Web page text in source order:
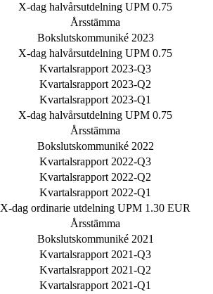
X-dag halvårsutdelning UPM 0.75
Årsstämma
Bokslutskommuniké 2023
X-dag halvårsutdelning UPM 0.75
Kvartalsrapport 2023-Q3
Kvartalsrapport 2023-Q2
Kvartalsrapport 2023-Q1
X-dag halvårsutdelning UPM 0.75
Årsstämma
Bokslutskommuniké 2022
Kvartalsrapport 2022-Q3
Kvartalsrapport 2022-Q2
Kvartalsrapport 2022-Q1
X-dag ordinarie utdelning UPM 1.30 EUR
Årsstämma
Bokslutskommuniké 2021
Kvartalsrapport 2021-Q3
Kvartalsrapport 2021-Q2
Kvartalsrapport 2021-Q1